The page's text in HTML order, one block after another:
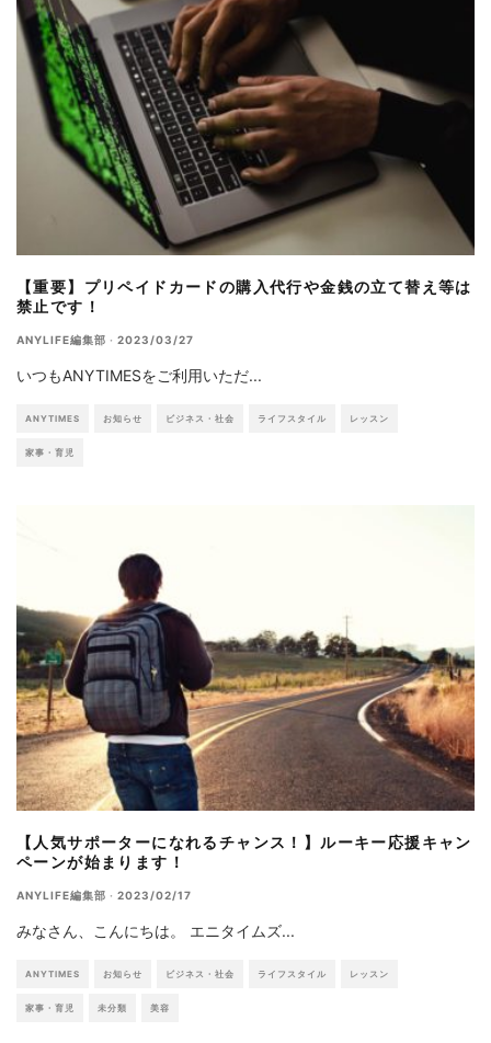
【重要】プリペイドカードの購入代行や金銭の立て替え等は
禁止です！
ANYLIFE編集部 · 2023/03/27
いつもANYTIMESをご利用いただ...
ANYTIMES お知らせ ビジネス・社会 ライフスタイル レッスン
家事・育児
【人気サポーターになれるチャンス！】ルーキー応援キャン
ペーンが始まります！
ANYLIFE編集部 · 2023/02/17
みなさん、こんにちは。 エニタイムズ...
ANYTIMES お知らせ ビジネス・社会 ライフスタイル レッスン
家事・育児 未分類 美容